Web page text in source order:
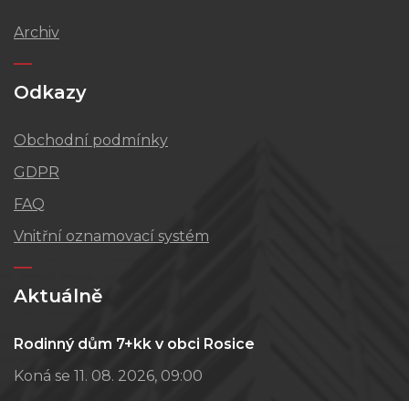
Archiv
Odkazy
Obchodní podmínky
GDPR
FAQ
Vnitřní oznamovací systém
Aktuálně
Rodinný dům 7+kk v obci Rosice
Koná se 11. 08. 2026, 09:00